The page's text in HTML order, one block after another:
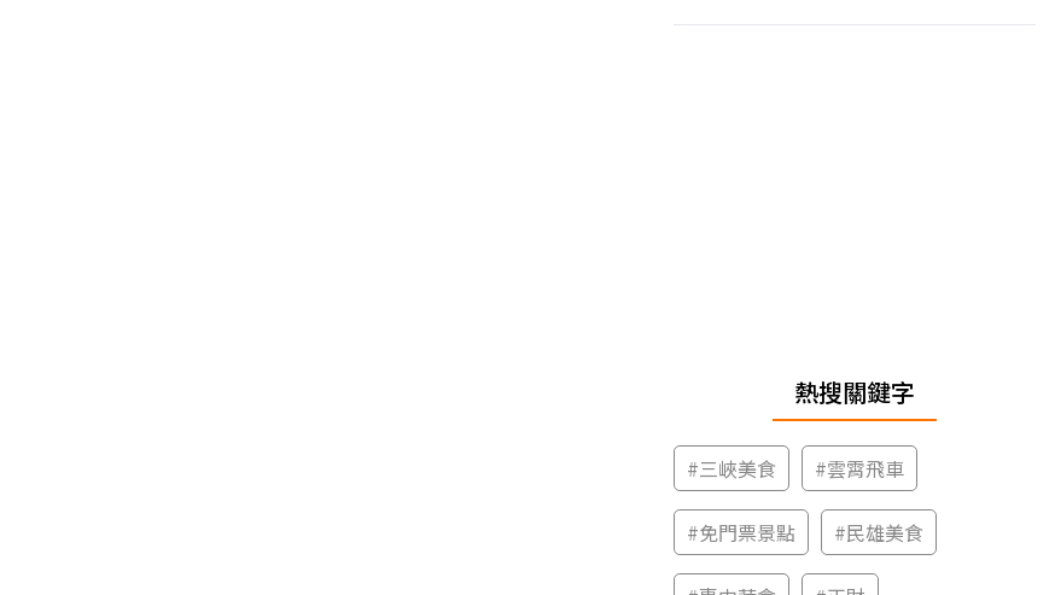
幕Switch遊戲區
熱搜關鍵字
#三峽美食 #雲霄飛車
#免門票景點 #民雄美食